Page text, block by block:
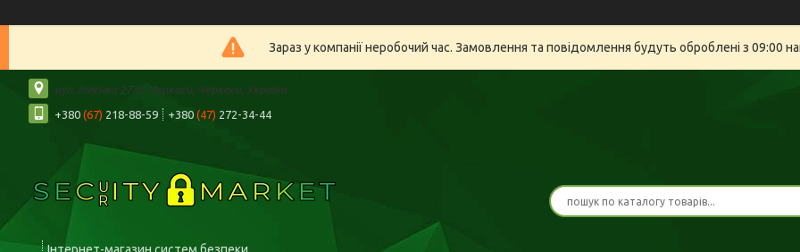
Зараз у компанії неробочий час. Замовлення та повідомлення будуть оброблені з 09:00
вул. Іллєнка 27/6, Черкаси, Черкаси, Україна
+380 (67) 218-88-59 +380 (47) 272-34-44
Інтернет-магазин систем безпеки